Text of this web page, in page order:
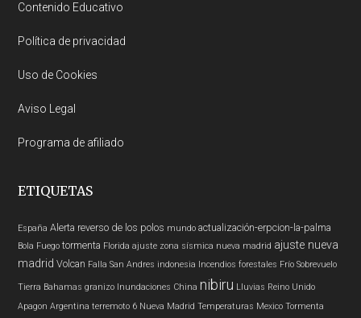
Contenido Educativo
Política de privacidad
Uso de Cookies
Aviso Legal
Programa de afiliado
ETIQUETAS
España Alerta reverso de los polos mundo actualización-erpcion-la-palma
Bola Fuego tormenta Florida ajuste zona sísmica nueva madrid ajuste nueva
madrid Volcan Falla San Andres indonesia Incendios forestales Frío Sobrevuelo
Tierra Bahamas granizo Inundaciones China nibiru Lluvias Reino Unido
Apagon Argentina terremoto 6 Nueva Madrid Temperaturas Mexico Tormenta